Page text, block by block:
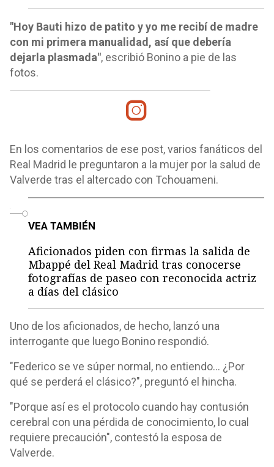
"Hoy Bauti hizo de patito y yo me recibí de madre
con mi primera manualidad, así que debería
dejarla plasmada", escribió Bonino a pie de las
fotos.
En los comentarios de ese post, varios fanáticos del
Real Madrid le preguntaron a la mujer por la salud de
Valverde tras el altercado con Tchouameni.
VEA TAMBIÉN
Aficionados piden con firmas la salida de
Mbappé del Real Madrid tras conocerse
fotografías de paseo con reconocida actriz
a días del clásico
Uno de los aficionados, de hecho, lanzó una
interrogante que luego Bonino respondió.
"Federico se ve súper normal, no entiendo... ¿Por
qué se perderá el clásico?", preguntó el hincha.
"Porque así es el protocolo cuando hay contusión
cerebral con una pérdida de conocimiento, lo cual
requiere precaución", contestó la esposa de
Valverde.